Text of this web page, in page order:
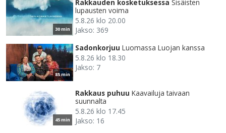
30 min
Rakkauden kosketuksessa Sisäisten
lupausten voima
5.8.26 klo 20.00
Jakso: 369
85 min
Sadonkorjuu Luomassa Luojan kanssa
5.8.26 klo 18.30
Jakso: 7
45 min
Rakkaus puhuu Kaavailuja taivaan
suunnalta
5.8.26 klo 17.45
Jakso: 16